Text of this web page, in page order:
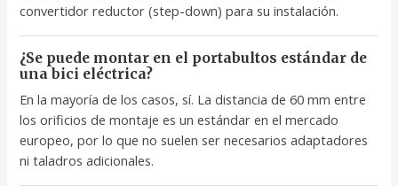
convertidor reductor (step-down) para su instalación.
¿Se puede montar en el portabultos estándar de
una bici eléctrica?
En la mayoría de los casos, sí. La distancia de 60 mm entre
los orificios de montaje es un estándar en el mercado
europeo, por lo que no suelen ser necesarios adaptadores
ni taladros adicionales.